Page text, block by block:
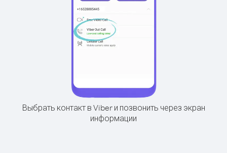
Выбрать контакт в Viber и позвонить через экран
информации